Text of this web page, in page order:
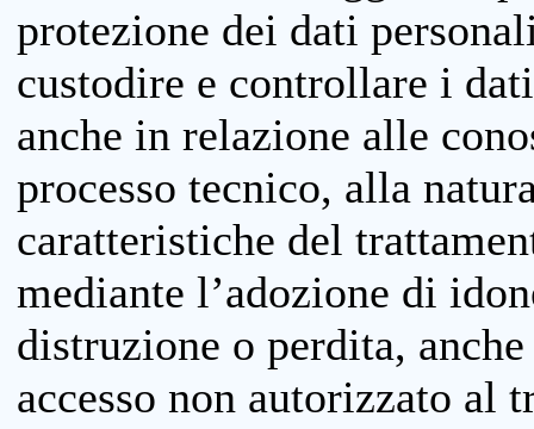
protezione dei dati
custodire e controllare i
anche in relazione alle
processo tecnico, alla
caratteristiche del
mediante l’adozione di
distruzione o perdita,
accesso non autorizzato al